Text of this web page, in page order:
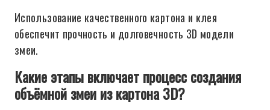
Использование качественного картона и клея
обеспечит прочность и долговечность 3D модели
змеи.
Какие этапы включает процесс создания
объёмной змеи из картона 3D?